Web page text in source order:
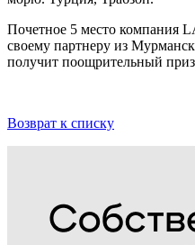
Почетное 5 место компания
своему партнеру из
получит поощрительный
Возврат к списку